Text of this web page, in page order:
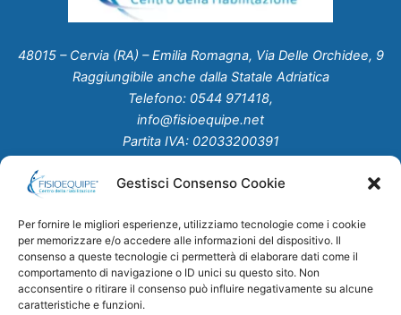
Gestisci Consenso Cookie
Per fornire le migliori esperienze, utilizziamo tecnologie come i cookie
per memorizzare e/o accedere alle informazioni del dispositivo. Il
consenso a queste tecnologie ci permetterà di elaborare dati come il
comportamento di navigazione o ID unici su questo sito. Non
acconsentire o ritirare il consenso può influire negativamente su alcune
caratteristiche e funzioni.
48015 – Cervia (RA) – Emilia Romagna, Via Delle Orchidee, 9
Raggiungibile anche dalla Statale Adriatica
Telefono: 0544 971418,
info@fisioequipe.net
Partita IVA: 02033200391
Home
Servizi
Studio Medico
Convenzioni
News